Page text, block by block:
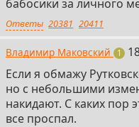
бабосики за личного
Ответы 20381 20411
Владимир Маковский 1 пост
Если я обмажу
но с небольшими
накидают. С каких пор
все проспал.